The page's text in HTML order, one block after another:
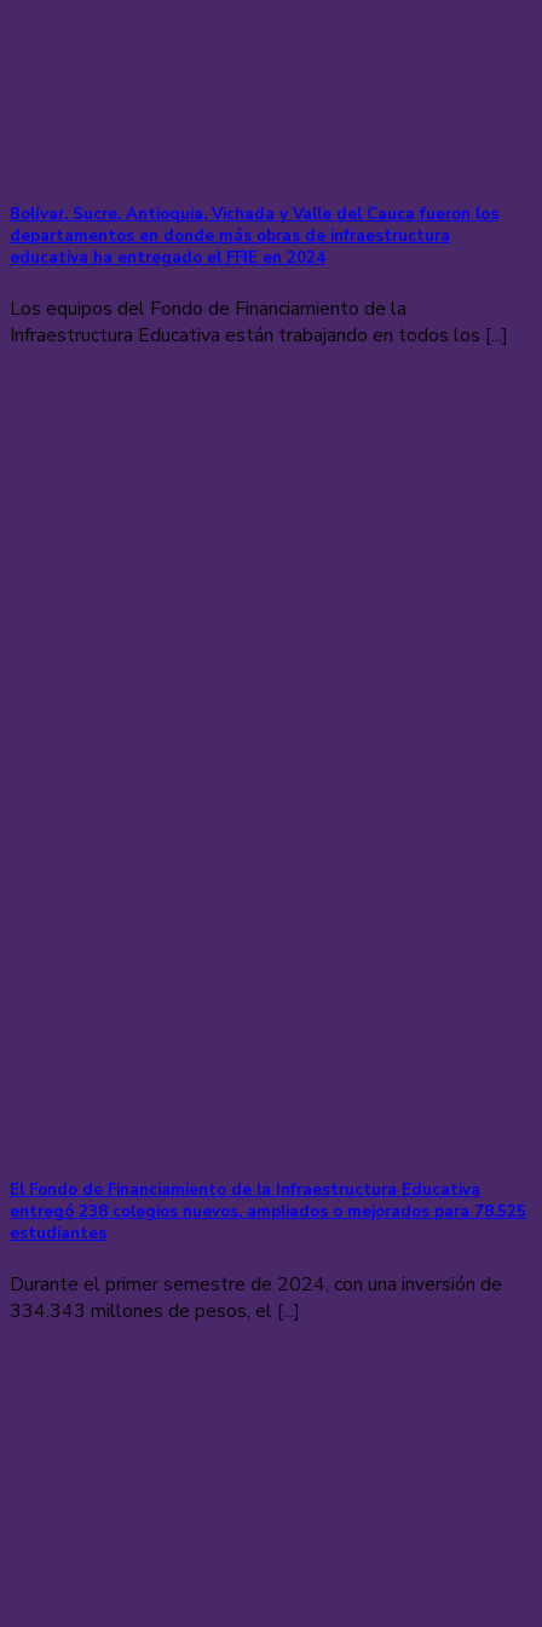
Bolívar, Sucre, Antioquia, Vichada y Valle del Cauca fueron los
departamentos en donde más obras de infraestructura
educativa ha entregado el FFIE en 2024
Los equipos del Fondo de Financiamiento de la
Infraestructura Educativa están trabajando en todos los [...]
El Fondo de Financiamiento de la Infraestructura Educativa
entregó 238 colegios nuevos, ampliados o mejorados para 78.525
estudiantes
Durante el primer semestre de 2024, con una inversión de
334.343 millones de pesos, el [...]